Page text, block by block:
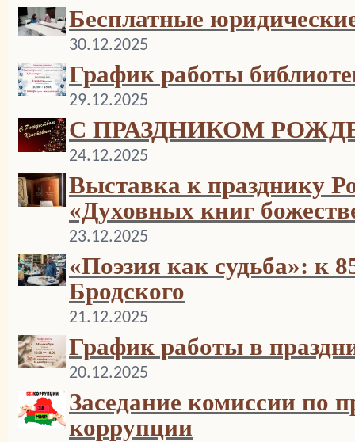
Бесплатные
30.12.2025
График работы
29.12.2025
С ПРАЗДНИКОМ
24.12.2025
Выставка к празднику
«Духовных книг
23.12.2025
«Поэзия как судьба»: к
Бродского
21.12.2025
График работы в
20.12.2025
Заседание комиссии по
коррупции